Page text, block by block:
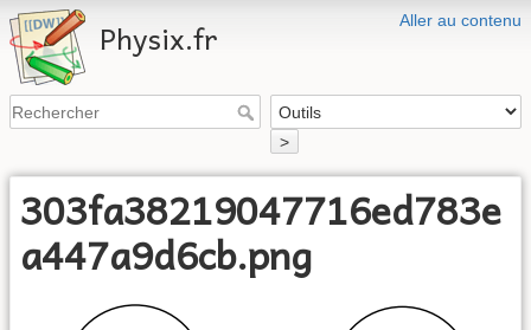
Aller au contenu
Physix.fr
>
303fa38219047716ed783e
a447a9d6cb.png